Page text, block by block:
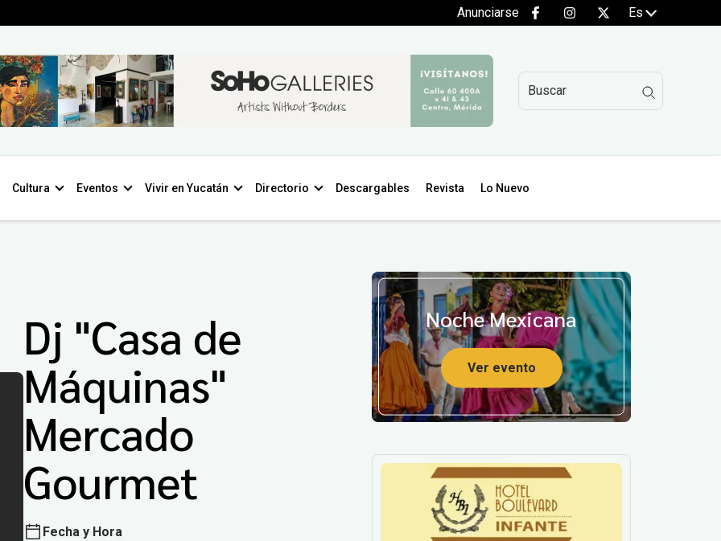
Anunciarse Es
Cultura Eventos Vivir en Yucatán Directorio Descargables Revista Lo Nuevo
Dj "Casa de
Máquinas"
Mercado
Gourmet
Fecha y Hora
Noche Mexicana
Ver evento